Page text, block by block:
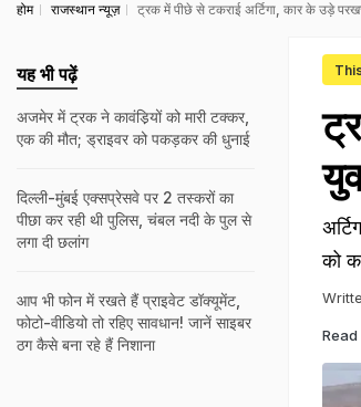
होम राजस्थान न्यूज़ ट्रक में पीछे से टकराई अर्ट‍िगा, कार के उड़े
को
Read
यह भी पढ़ें
अजमेर में ट्रक ने कावंड‍़ियों को मारी टक्‍कर,
एक की मौत; ड्राइवर को पकड़कर की धुनाई
दिल्ली-मुंबई एक्सप्रेसवे पर 2 तस्करों का
पीछा कर रही थी पुलिस, चंबल नदी के पुल से
लगा दी छलांग
आप भी फोन में रखते हैं प्राइवेट डॉक्यूमेंट,
फोटो-वीडियो तो रहिए सावधान! जानें साइबर
ठग कैसे बना रहे हैं निशाना